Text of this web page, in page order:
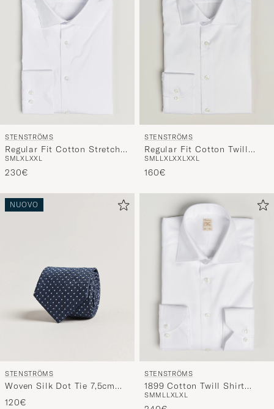
Regular Fit Cotton Stretch
Shirt White
SMLXLXXL
Regular Fit Cotton Twill
Shirt White
SMLLXL XXLXXL
NUOVO
Woven Silk Dot Tie 7,5cm
Navy
1899 Cotton Twill Shirt
White
SMML LXLXL